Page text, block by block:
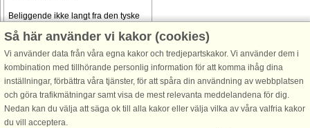
Beliggende ikke langt fra den tyske
grænse, er dette charmerende
feriehus ideelt til en afslappende
ferie på den danske østersøkyst.
Huset rummer separat køkken med
spiseplads samt alrum med tv-
hjørne ...
från 4.514 SEK
Så här använder vi kakor (cookies)
Vi använder data från våra egna kakor och tredjepartskakor. Vi använder dem i
kombination med tillhörande personlig information för att komma ihåg dina
inställningar, förbättra våra tjänster, för att spåra din användning av webbplatsen
och göra trafikmätningar samt visa de mest relevanta meddelandena för dig.
Nedan kan du välja att säga ok till alla kakor eller välja vilka av våra valfria kakor
du vill acceptera.